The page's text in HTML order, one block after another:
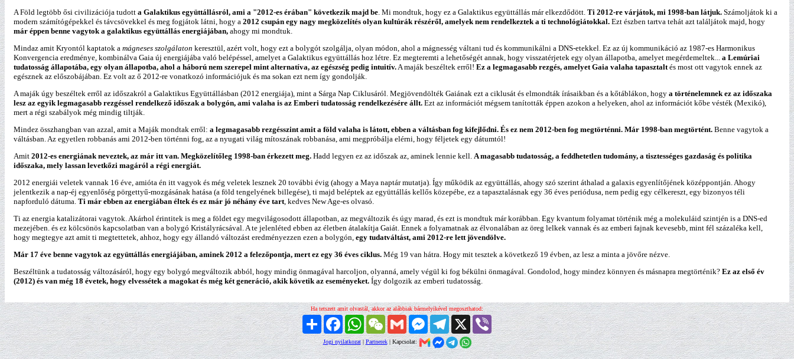
A Föld legtöbb ősi civilizációja tudott a Galaktikus együttállásról, ami a "2012-es érában" következik majd be. Mi mondtuk, hogy ez a Galaktikus együttállás már elkezdődött. Ti 2012-re várjátok, mi 1998-ban látjuk. Számoljátok ki a
modern számítógépekkel és távcsövekkel és meg fogjátok látni, hogy a 2012 csupán egy nagy megközelítés olyan kultúrák részéről, amelyek nem rendelkeztek a ti technológiátokkal. Ezt észben tartva tehát azt találjátok majd, hogy
már éppen benne vagytok a galaktikus együttállás energiájában, ahogy mi mondtuk.
Mindaz amit Kryontól kaptatok a mágneses szolgálaton keresztül, azért volt, hogy ezt a bolygót szolgálja, olyan módon, ahol a mágnesség váltani tud és kommunikálni a DNS-etekkel. Ez az új kommunikáció az 1987-es Harmonikus
Konvergencia eredménye, kombinálva Gaia új energiájába való belépéssel, amelyet a Galaktikus együttállás hoz létre. Ez megteremti a lehetőségét annak, hogy visszatérjetek egy olyan állapotba, amelyet megérdemeltek... a Lemúriai
tudatosság állapotába, egy olyan állapotba, ahol a háború nem szerepel mint alternatíva, az egészség pedig intuitív.A maják beszéltek erről! Ez a legmagasabb rezgés, amelyet Gaia valaha tapasztaltés most ott vagytok ennek az
egésznek az előszobájában. Ez volt az ő 2012-re vonatkozó információjuk és ma sokan ezt nem így gondolják.
A maják úgy beszéltek erről az időszakról a Galaktikus Együttállásban (2012 energiája), mint a Sárga Nap Ciklusáról. Megjövendölték Gaiának ezt a ciklusát és elmondták írásaikban és a kőtáblákon, hogy a történelemnek ez az időszaka
lesz az egyik legmagasabb rezgéssel rendelkező időszak a bolygón, ami valaha is az Emberi tudatosság rendelkezésére állt. Ezt az információt mégsem tanították éppen azokon a helyeken, ahol az információt kőbe vésték (Mexikó),
mert a régi szabályok még mindig tiltják.
Mindez összhangban van azzal, amit a Maják mondtak erről: a legmagasabb rezgésszint amit a föld valaha is látott, ebben a váltásban fog kifejlődni. És ez nem 2012-ben fog megtörténni. Már 1998-ban megtörtént. Benne vagytok a
váltásban. Az egyetlen robbanás ami 2012-ben történni fog, az a nyugati világ mítoszának robbanása, ami megpróbálja elérni, hogy féljetek egy dátumtól!
Amit 2012-es energiának neveztek, az már itt van. Megközelítőleg 1998-ban érkezett meg. Hadd legyen ez az időszak az, aminek lennie kell. A magasabb tudatosság, a feddhetetlen tudomány, a tisztességes gazdaság és politika
időszaka, mely lassan levetkőzi magáról a régi energiát.
2012 energiái veletek vannak 16 éve, amióta én itt vagyok és még veletek lesznek 20 további évig (ahogy a Maya naptár mutatja). Így működik az együttállás, ahogy szó szerint áthalad a galaxis egyenlítőjének középpontján. Ahogy
jelentkezik a nap-éj egyenlőség pörgettyű-mozgásának hatása (a föld tengelyének billegése), ti majd beléptek az együttállás kellős közepébe, ez a tapasztalásnak egy 36 éves periódusa, nem pedig egy célkereszt, egy bizonyos téli
napforduló dátuma. Ti már ebben az energiában éltek és ez már jó néhány éve tart, kedves New Age-es olvasó.
Ti az energia katalizátorai vagytok. Akárhol érintitek is meg a földet egy megvilágosodott állapotban, az megváltozik és úgy marad, és ezt is mondtuk már korábban. Egy kvantum folyamat történik még a molekuláid szintjén is a DNS-ed
mezejében. és ez kölcsönös kapcsolatban van a bolygó Kristályrácsával. A te jelenléted ebben az életben átalakítja Gaiát. Ennek a folyamatnak az élvonalában az öreg lelkek vannak és az emberi fajnak kevesebb, mint fél százaléka kell,
hogy megtegye azt amit ti megtettetek, ahhoz, hogy egy állandó változást eredményezzen ezen a bolygón, egy tudatváltást, ami 2012-re lett jövendölve.
Már 17 éve benne vagytok az együttállás energiájában, aminek 2012 a felezőpontja, mert ez egy 36 éves ciklus. Még 19 van hátra. Hogy mit tesztek a következő 19 évben, az lesz a minta a jövőre nézve.
Beszéltünk a tudatosság változásáról, hogy egy bolygó megváltozik abból, hogy mindig önmagával harcoljon, olyanná, amely végül ki fog békülni önmagával. Gondolod, hogy mindez könnyen és másnapra megtörténik? Ez az első év
(2012) és van még 18 évetek, hogy elvessétek a magokat és még két generáció, akik követik az eseményeket. Így dolgozik az emberi tudatosság.
Ha tetszett amit olvastál, akkor az alábbiak bármelyikével megoszthatod:
MegosztásFacebookWhatsApp WeChat Gmail MessengerTelegram X Viber
Jogi nyilatkozat| Partnerek| Kapcsolat: